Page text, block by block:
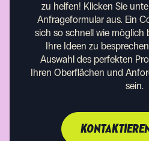
zu helfen! Klicken Sie
Anfrageformular aus. Ein
sich so schnell wie möglich
Ihre Ideen zu
Auswahl des perfekten
Ihren Oberflächen und
sein.